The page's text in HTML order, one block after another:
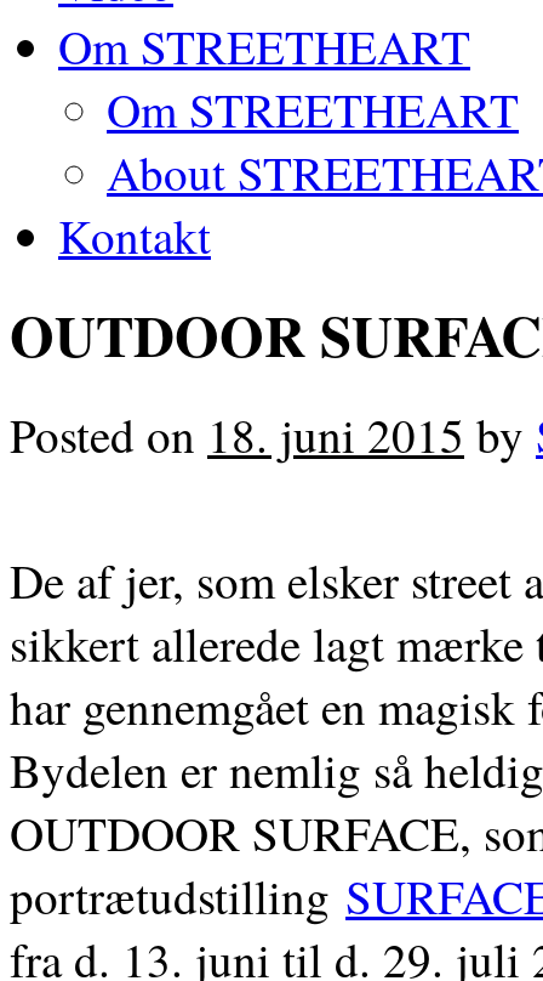
Om STREETHEART
Om STREETHEART
About
Kontakt
OUTDOOR
Posted on 18. juni 2015 by
De af jer, som elsker street
sikkert allerede lagt mærke
har gennemgået en
Bydelen er nemlig så
OUTDOOR SURFACE,
portrætudstilling
fra d. 13. juni til d. 29. juli